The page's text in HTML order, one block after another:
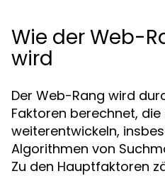
Wie der Web-
wird
Der Web-Rang wird
Faktoren berechnet,
weiterentwickeln,
Algorithmen von
Zu den Hauptfaktoren